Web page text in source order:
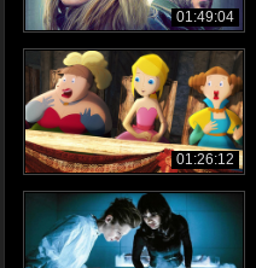
01:49:04
01:26:12